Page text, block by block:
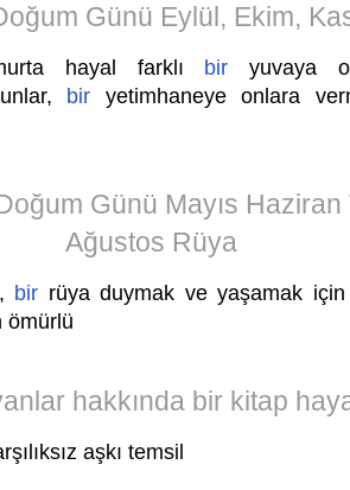
Günü Eylül, Ekim,
hayal farklı bir yuvaya
bir yetimhaneye onlara
Günü Mayıs Haziran
Ağustos Rüya
bir rüya duymak ve yaşamak için
ömürlü
hakkında bir kitap
aşkı temsil